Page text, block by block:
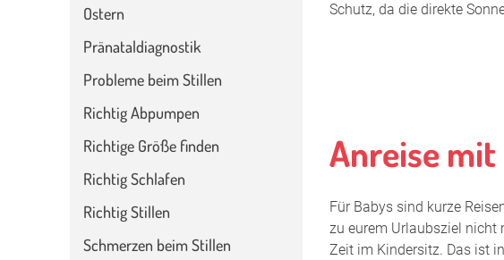
Schutz, da die direkte
Anreise
Für Babys sind kurze
zu eurem Urlaubsziel nicht
Zeit im Kindersitz. Das ist
Ostern
Pränataldiagnostik
Probleme beim Stillen
Richtig Abpumpen
Richtige Größe finden
Richtig Schlafen
Richtig Stillen
Schmerzen beim Stillen